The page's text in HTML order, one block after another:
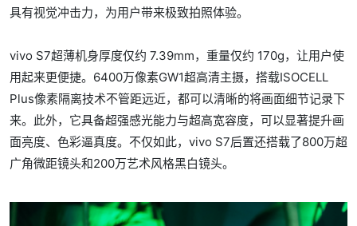
具有视觉冲击力，为用户带来极致拍照体验。
vivo S7超薄机身厚度仅约 7.39mm，重量仅约 170g，让用户使
用起来更便捷。6400万像素GW1超高清主摄，搭载ISOCELL
Plus像素隔离技术不管距远近，都可以清晰的将画面细节记录下
来。此外，它具备超强感光能力与超高宽容度，可以显著提升画
面亮度、色彩逼真度。不仅如此，vivo S7后置还搭载了800万超
广角微距镜头和200万艺术风格黑白镜头。